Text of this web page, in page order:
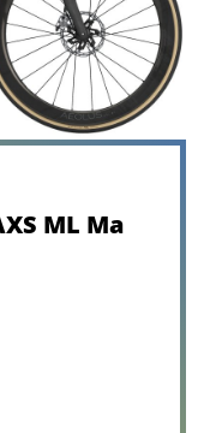
ML Ma